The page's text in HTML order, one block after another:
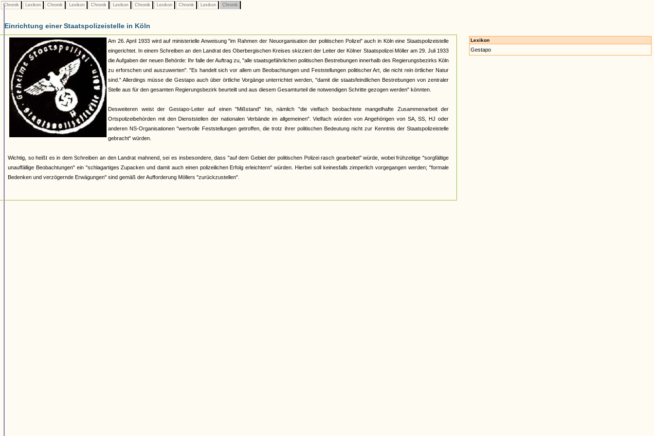
Chronik Lexikon Chronik Lexikon Chronik Lexikon Chronik Lexikon Chronik Lexikon Chronik
Einrichtung einer Staatspolizeistelle in Köln
Am 26. April 1933 wird auf ministerielle Anweisung "im Rahmen der Neuorganisation der politischen Polizei" auch in Köln eine Staatspolizeistelle
eingerichtet. In einem Schreiben an den Landrat des Oberbergischen Kreises skizziert der Leiter der Kölner Staatspolizei Möller am 29. Juli 1933
die Aufgaben der neuen Behörde: Ihr falle der Auftrag zu, "alle staatsgefährlichen politischen Bestrebungen innerhalb des Regierungsbezirks Köln
zu erforschen und auszuwerten". "Es handelt sich vor allem um Beobachtungen und Feststellungen politischer Art, die nicht rein örtlicher Natur
sind." Allerdings müsse die Gestapo auch über örtliche Vorgänge unterrichtet werden, "damit die staatsfeindlichen Bestrebungen von zentraler
Stelle aus für den gesamten Regierungsbezirk beurteilt und aus diesem Gesamturteil die notwendigen Schritte gezogen werden" könnten.
Desweiteren weist der Gestapo-Leiter auf einen "Mißstand" hin, nämlich "die vielfach beobachtete mangelhafte Zusammenarbeit der
Ortspolizeibehörden mit den Dienststellen der nationalen Verbände im allgemeinen". Vielfach würden von Angehörigen von SA, SS, HJ oder
anderen NS-Organisationen "wertvolle Feststellungen getroffen, die trotz ihrer politischen Bedeutung nicht zur Kenntnis der Staatspolizeistelle
gebracht" würden.
Wichtig, so heißt es in dem Schreiben an den Landrat mahnend, sei es insbesondere, dass "auf dem Gebiet der politischen Polizei rasch gearbeitet" würde, wobei frühzeitige "sorgfältige
unauffällige Beobachtungen" ein "schlagartiges Zupacken und damit auch einen polizeilichen Erfolg erleichtern" würden. Hierbei soll keinesfalls zimperlich vorgegangen werden; "formale
Bedenken und verzögernde Erwägungen" sind gemäß der Aufforderung Möllers "zurückzustellen".
Lexikon
Gestapo